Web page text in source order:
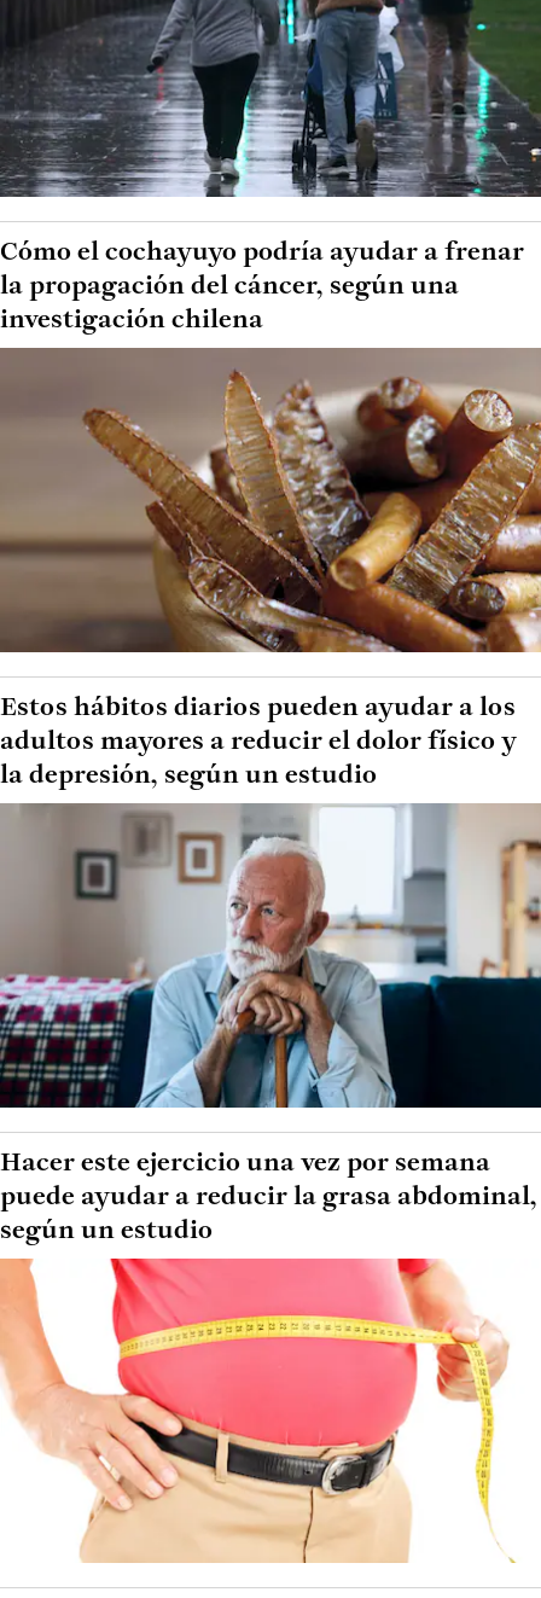
Cómo el cochayuyo podría ayudar a frenar
la propagación del cáncer, según una
investigación chilena
Estos hábitos diarios pueden ayudar a los
adultos mayores a reducir el dolor físico y
la depresión, según un estudio
Hacer este ejercicio una vez por semana
puede ayudar a reducir la grasa abdominal,
según un estudio